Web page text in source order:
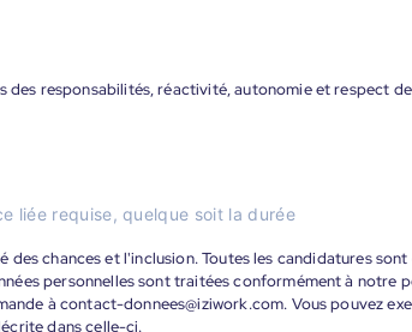
des responsabilités, réactivité, autonomie et respect
liée requise, quelque soit la durée
des chances et l'inclusion. Toutes les candidatures
personnelles sont traitées conformément à notre
à contact-donnees@iziwork.com. Vous pouvez
dans celle-ci.